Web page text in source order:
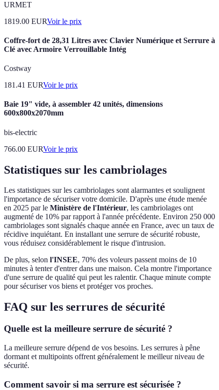
URMET
1819.00 EURVoir le prix
Coffre-fort de 28,31 Litres avec Clavier Numérique et Serrure à
Clé avec Armoire Verrouillable Intég
Costway
181.41 EURVoir le prix
Baie 19" vide, à assembler 42 unités, dimensions
600x800x2070mm
bis-electric
766.00 EURVoir le prix
Statistiques sur les cambriolages
Les statistiques sur les cambriolages sont alarmantes et soulignent
l'importance de sécuriser votre domicile. D'après une étude menée
en 2025 par le Ministère de l'Intérieur, les cambriolages ont
augmenté de 10% par rapport à l'année précédente. Environ 250 000
cambriolages sont signalés chaque année en France, avec un taux de
récidive inquiétant. En installant une serrure de sécurité robuste,
vous réduisez considérablement le risque d'intrusion.
De plus, selon l'INSEE, 70% des voleurs passent moins de 10
minutes à tenter d'entrer dans une maison. Cela montre l'importance
d'une serrure de qualité qui peut les ralentir. Chaque minute compte
pour sécuriser vos biens et protéger vos proches.
FAQ sur les serrures de sécurité
Quelle est la meilleure serrure de sécurité ?
La meilleure serrure dépend de vos besoins. Les serrures à pêne
dormant et multipoints offrent généralement le meilleur niveau de
sécurité.
Comment savoir si ma serrure est sécurisée ?